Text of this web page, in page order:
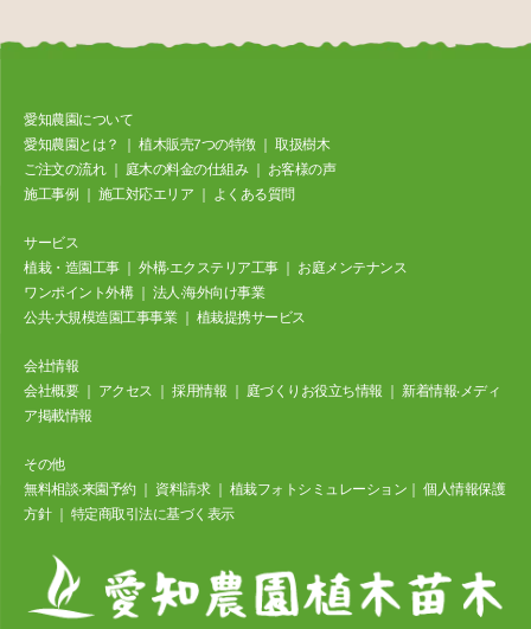
愛知農園について
愛知農園とは？ ｜植⽊販売7つの特徴｜取扱樹⽊
ご注⽂の流れ｜ 庭⽊の料⾦の仕組み｜ お客様の声
施⼯事例 施工対応エリア よくある質問
サービス
植栽・造園工事｜外構‧エクステリア⼯事｜ お庭メンテナンス
ワンポイント外構｜ 法⼈‧海外向け事業
公共‧⼤規模造園⼯事事業｜ 植栽提携サービス
会社情報
会社概要｜ アクセス ｜採⽤情報 庭づくりお役立ち情報 新着情報‧メディ
ア掲載情報
その他
無料相談‧来園予約｜ 資料請求｜ 植栽フォトシミュレーション ｜個⼈情報保護
⽅針｜ 特定商取引法に基づく表⽰